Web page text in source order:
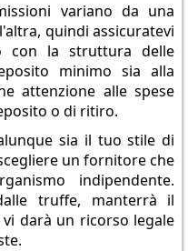
variano da una
quindi assicuratevi
con la struttura delle
minimo sia alla
attenzione alle spese
o di ritiro.
sia il tuo stile di
un fornitore che
indipendente.
truffe, manterrà il
darà un ricorso legale